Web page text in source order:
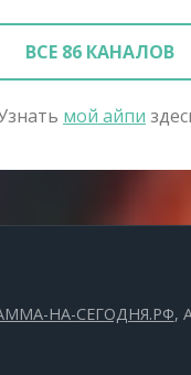
ВСЕ 86 КАНАЛОВ
мой айпи
НА-СЕГОДНЯ.РФ,